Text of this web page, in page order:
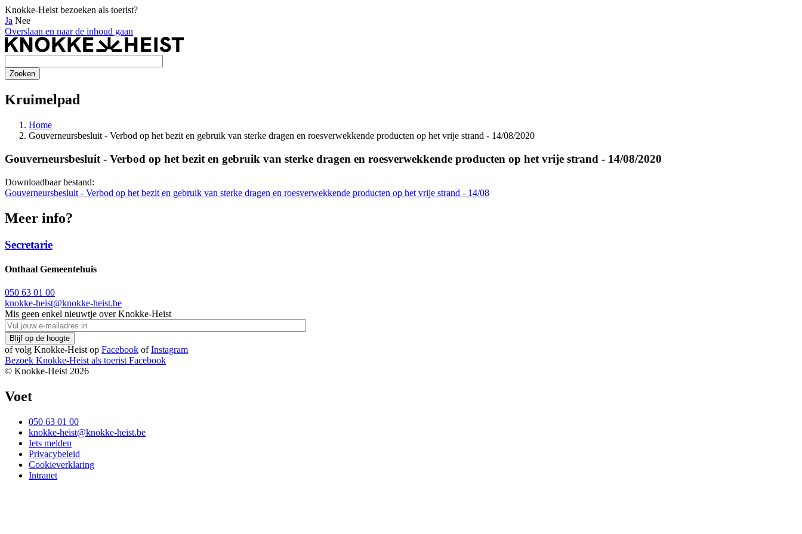
Knokke-Heist bezoeken als toerist?
Ja Nee
Overslaan en naar de inhoud gaan
Kruimelpad
Home
Gouverneursbesluit - Verbod op het bezit en gebruik van sterke dragen en roesverwekkende producten op het vrije strand - 14/08/2020
Gouverneursbesluit - Verbod op het bezit en gebruik van sterke dragen en roesverwekkende producten op het vrije strand - 14/08/2020
Downloadbaar bestand:
Gouverneursbesluit - Verbod op het bezit en gebruik van sterke dragen en roesverwekkende producten op het vrije strand - 14/08
Meer info?
Secretarie
Onthaal Gemeentehuis
050 63 01 00
knokke-heist@knokke-heist.be
Mis geen enkel nieuwtje over Knokke-Heist
of volg Knokke-Heist op Facebook ofInstagram
Bezoek Knokke-Heist als toerist Facebook
© Knokke-Heist 2026
Voet
050 63 01 00
knokke-heist@knokke-heist.be
Iets melden
Privacybeleid
Cookieverklaring
Intranet